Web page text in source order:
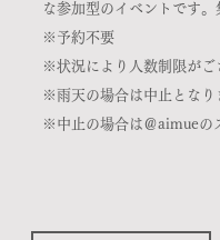
な参加型のイベントです
※予約不要
※状況により人数制限がご
※雨天の場合は中止となり
​※中止の場合は＠aimueの